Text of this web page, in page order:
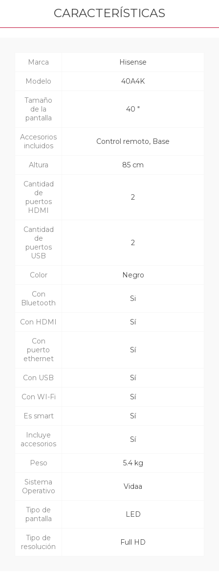
CARACTERÍSTICAS
Marca Hisense
Modelo 40A4K
Tamaño
de la
pantalla
40 "
Accesorios
incluidos
Control remoto, Base
Altura 85 cm
Cantidad
de
puertos
HDMI
2
Cantidad
de
puertos
USB
2
Color Negro
Con
Bluetooth
Si
Con HDMI Sí
Con
puerto
ethernet
Sí
Con USB Sí
Con WI-Fi Sí
Es smart Sí
Incluye
accesorios
Sí
Peso 5.4 kg
Sistema
Operativo
Vidaa
Tipo de
pantalla
LED
Tipo de
resolución
Full HD